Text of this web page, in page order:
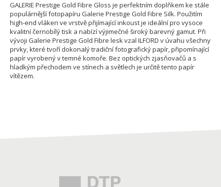
GALERIE Prestige Gold Fibre Gloss je perfektním doplňkem ke stále
populárnější fotopapíru Galerie Prestige Gold Fibre Silk. Použitím
high-end vláken ve vrstvě přijímající inkoust je ideální pro vysoce
kvalitní černobílý tisk a nabízí výjimečné široký barevný gamut. Při
vývoji Galerie Prestige Gold Fibre lesk vzal ILFORD v úvahu všechny
prvky, které tvoří dokonalý tradiční fotografický papír, připomínající
papír vyrobený v temné komoře. Bez optických zjasňovačů a s
hladkým přechodem ve stínech a světlech je určitě tento papír
vítězem.